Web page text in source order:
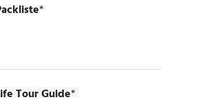
*
Tour Guide*